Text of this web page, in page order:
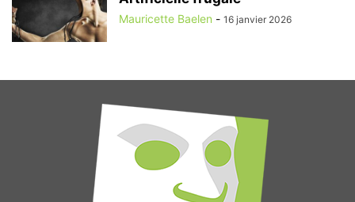
Mauricette Baelen - 16 janvier 2026